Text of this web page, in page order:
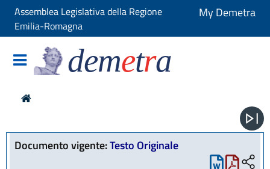
Assemblea Legislativa della Regione
Emilia-Romagna
My Demetra
demetra
Documento vigente:Testo Originale